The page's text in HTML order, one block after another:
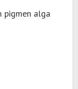
pigmen alga